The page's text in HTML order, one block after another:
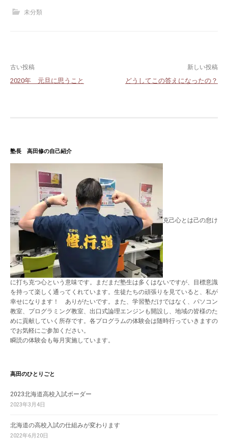
未分類
投
稿
ー
ン
古い投稿
2020年 元旦に思うこと
新しい投稿
どうしてこの答えになったの？
塾長 高田修の自己紹介
克己心とは己の怠け
に打ち克つ心という意味です。まだまだ塾生は多くはないですが、目標意識
を持って楽しく通ってくれています。生徒たちの頑張りを見ていると、私が
幸せになります！ ありがたいです。また、学習塾だけではなく、パソコン
教室、プログラミング教室、出口式論理エンジンも開設し、地域の皆様のた
めに貢献していく所存です。各プログラムの体験会は随時行っていきますの
でお気軽にご参加ください。
瞬読の体験会も毎月実施しています。
高田のひとりごと
2023北海道高校入試ボーダー
2023年3月4日
北海道の高校入試の仕組みが変わります
2022年6月20日